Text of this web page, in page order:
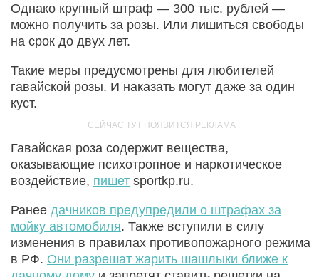
Однако крупный штраф — 300 тыс. рублей —
можно получить за розы. Или лишиться свободы
на срок до двух лет.
Такие меры предусмотрены для любителей
гавайской розы. И наказать могут даже за один
куст.
Гавайская роза содержит вещества,
оказывающие психотропное и наркотическое
воздействие, пишет sportkp.ru.
Ранее дачников предупредили о штрафах за
мойку автомобиля. Также вступили в силу
изменения в правилах противопожарного режима
в РФ. Они разрешат жарить шашлыки ближе к